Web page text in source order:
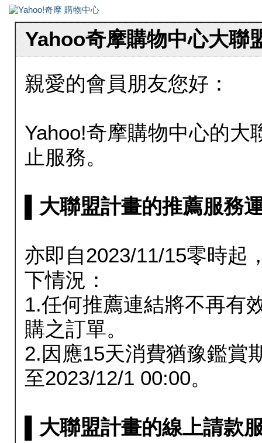
Yahoo奇摩購物中心大聯
親愛的會員朋友您好：
Yahoo!奇摩購物中心的大
止服務。
▌大聯盟計畫的推薦服務
亦即自2023/11/15零時起
下情況：
1.任何推薦連結將不再有
購之訂單。
2.因應15天消費猶豫鑑賞
至2023/12/1 00:00。
▌大聯盟計畫的線上請款